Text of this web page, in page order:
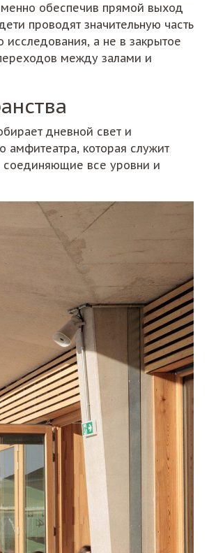
обеспечив прямой выход
проводят значительную часть
а не в закрытое
между залами и
дневной свет и
амфитеатра, которая служит
соединяющие все уровни и